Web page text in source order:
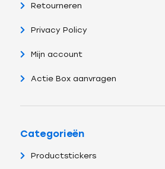
Retourneren
Privacy Policy
Mijn account
Actie Box aanvragen
Categorieën
Productstickers